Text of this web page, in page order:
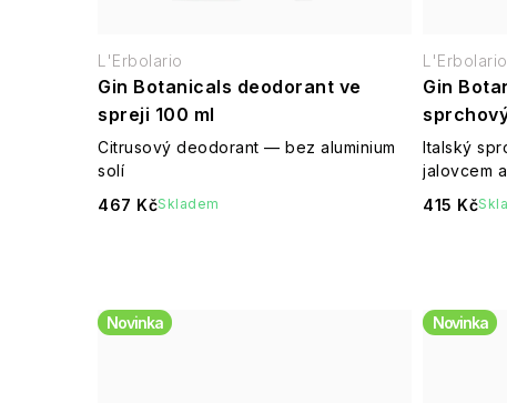
Gin Botanicals deodorant ve
spreji 100 ml
Citrusový deodorant — bez aluminium
solí
467 KčSkladem
L'Erbolario
Gin
Italský
jalovcem
415 Kč
L'Erbolario
Novinka Novinka